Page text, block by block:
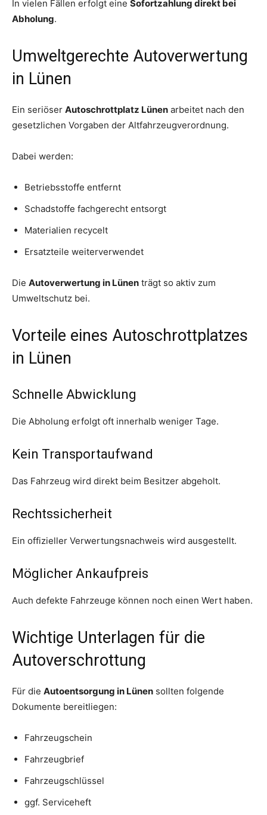
In vielen Fällen erfolgt eine Sofortzahlung direkt bei
Abholung.
Umweltgerechte Autoverwertung
in Lünen
Ein seriöser Autoschrottplatz Lünen arbeitet nach den
gesetzlichen Vorgaben der Altfahrzeugverordnung.
Dabei werden:
Betriebsstoffe entfernt
Schadstoffe fachgerecht entsorgt
Materialien recycelt
Ersatzteile weiterverwendet
Die Autoverwertung in Lünen trägt so aktiv zum
Umweltschutz bei.
Vorteile eines Autoschrottplatzes
in Lünen
Schnelle Abwicklung
Die Abholung erfolgt oft innerhalb weniger Tage.
Kein Transportaufwand
Das Fahrzeug wird direkt beim Besitzer abgeholt.
Rechtssicherheit
Ein offizieller Verwertungsnachweis wird ausgestellt.
Möglicher Ankaufpreis
Auch defekte Fahrzeuge können noch einen Wert haben.
Wichtige Unterlagen für die
Autoverschrottung
Für die Autoentsorgung in Lünen sollten folgende
Dokumente bereitliegen:
Fahrzeugschein
Fahrzeugbrief
Fahrzeugschlüssel
ggf. Serviceheft